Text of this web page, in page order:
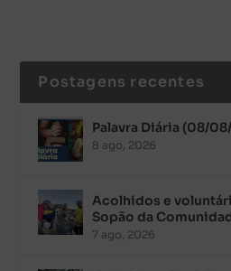
Postagens recentes
Palavra Diária (08/
8 ago, 2026
Acolhidos e
Sopão da
7 ago, 2026